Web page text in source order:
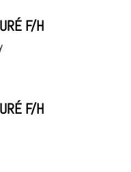
F/H
F/H